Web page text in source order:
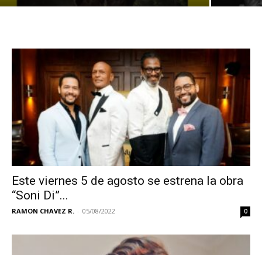
Este viernes 5 de agosto se estrena la obra
“Soni Di”...
RAMON CHAVEZ R. - 05/08/2022 0